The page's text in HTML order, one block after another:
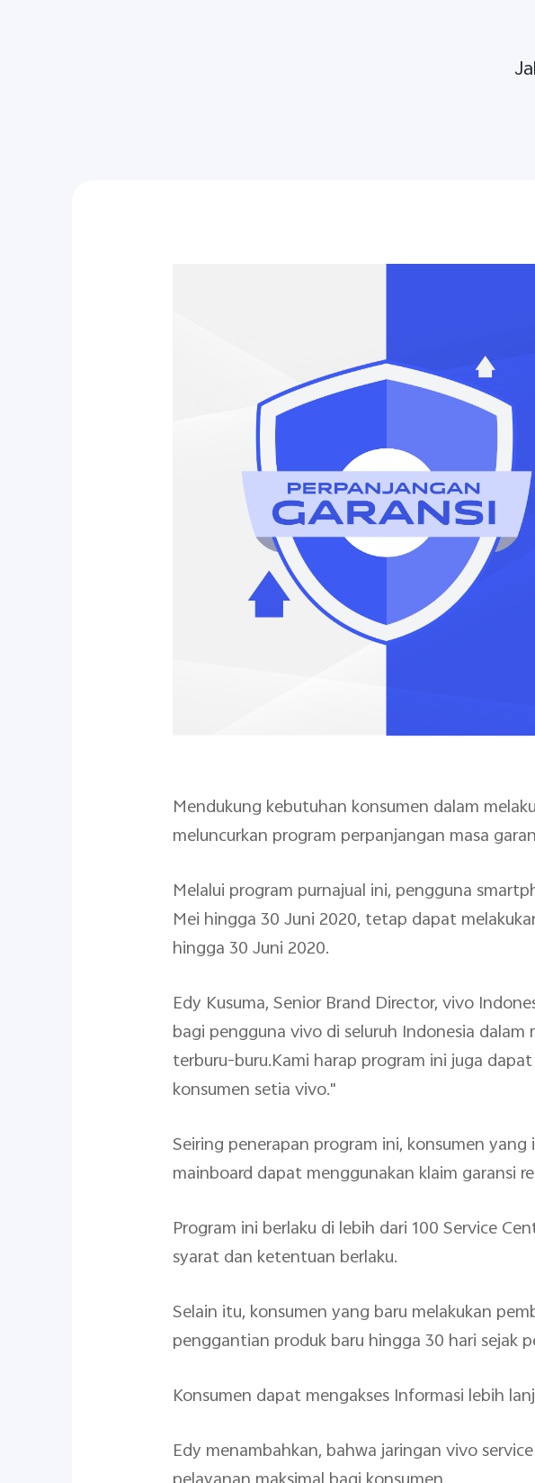
Mendukung kebutuhan konsumen dalam
meluncurkan program perpanjangan masa
Melalui program purnajual ini, pengguna
Mei hingga 30 Juni 2020, tetap dapat
hingga 30 Juni 2020.
Edy Kusuma, Senior Brand Director, vivo
bagi pengguna vivo di seluruh Indonesia
terburu-buru.Kami harap program ini juga
konsumen setia vivo."
Seiring penerapan program ini, konsumen
mainboard dapat menggunakan klaim garansi
Program ini berlaku di lebih dari 100 Service
syarat dan ketentuan berlaku.
Selain itu, konsumen yang baru melakukan
penggantian produk baru hingga 30 hari sejak
Konsumen dapat mengakses Informasi lebih
Edy menambahkan, bahwa jaringan vivo